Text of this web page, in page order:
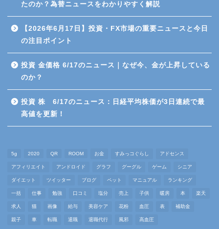
たのか？為替ニュースをわかりやすく解説
【2026年6月17日】投資・FX市場の重要ニュースと今日
の注目ポイント
投資 金価格 6/17のニュース｜なぜ今、金が上昇している
のか？
投資 株 6/17のニュース：日経平均株価が3日連続で最
高値を更新！
5g 2020 QR ROOM お金 すみっコぐらし アドセンス
アフィリエイト アンドロイド グラフ グーグル ゲーム シニア
ダイエット ツイッター ブログ ペット マニュアル ランキング
一括 仕事 勉強 口コミ 塩分 売上 子供 暖房 本 楽天
求人 猫 画像 給与 美容ケア 花粉 血圧 表 補助金
親子 車 転職 退職 退職代行 風邪 高血圧
日経平均先物・オプション
取引
金（ゴールド）
高配当株投資
雑談
仕事
マインド
退職代行